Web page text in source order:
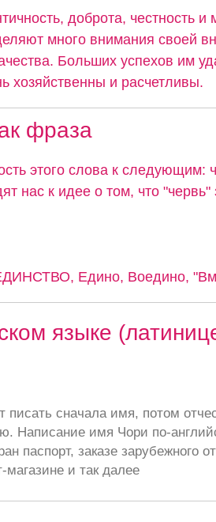
доброта, честность
много внимания своей
Больших успехов им
хозяйственны и расчетливы.
фраза
этого слова к следующим:
нас к идее о том, что "червь"
Едино, Воедино,
языке
писать сначала имя, потом
Написание имя Чори по-
паспорт, заказе зарубежного
магазине и так далее